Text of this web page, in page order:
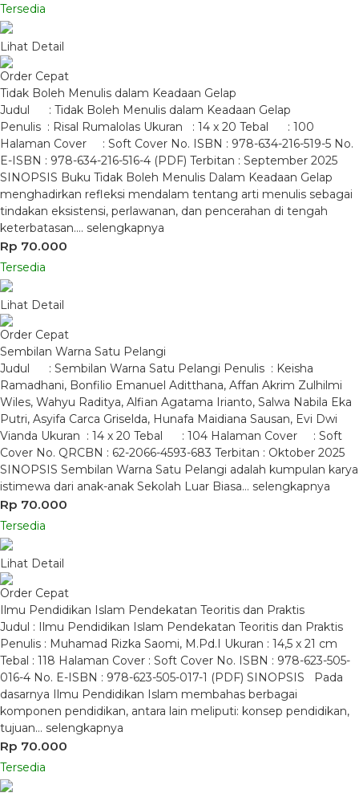
Tersedia
Lihat Detail
Order Cepat
Tidak Boleh Menulis dalam Keadaan Gelap
Judul : Tidak Boleh Menulis dalam Keadaan Gelap
Penulis : Risal Rumalolas Ukuran : 14 x 20 Tebal : 100
Halaman Cover : Soft Cover No. ISBN : 978-634-216-519-5 No.
E-ISBN : 978-634-216-516-4 (PDF) Terbitan : September 2025
SINOPSIS Buku Tidak Boleh Menulis Dalam Keadaan Gelap
menghadirkan refleksi mendalam tentang arti menulis sebagai
tindakan eksistensi, perlawanan, dan pencerahan di tengah
keterbatasan…. selengkapnya
Rp 70.000
Tersedia
Lihat Detail
Order Cepat
Sembilan Warna Satu Pelangi
Judul : Sembilan Warna Satu Pelangi Penulis : Keisha
Ramadhani, Bonfilio Emanuel Aditthana, Affan Akrim Zulhilmi
Wiles, Wahyu Raditya, Alfian Agatama Irianto, Salwa Nabila Eka
Putri, Asyifa Carca Griselda, Hunafa Maidiana Sausan, Evi Dwi
Vianda Ukuran : 14 x 20 Tebal : 104 Halaman Cover : Soft
Cover No. QRCBN : 62-2066-4593-683 Terbitan : Oktober 2025
SINOPSIS Sembilan Warna Satu Pelangi adalah kumpulan karya
istimewa dari anak-anak Sekolah Luar Biasa… selengkapnya
Rp 70.000
Tersedia
Lihat Detail
Order Cepat
Ilmu Pendidikan Islam Pendekatan Teoritis dan Praktis
Judul : Ilmu Pendidikan Islam Pendekatan Teoritis dan Praktis
Penulis : Muhamad Rizka Saomi, M.Pd.I Ukuran : 14,5 x 21 cm
Tebal : 118 Halaman Cover : Soft Cover No. ISBN : 978-623-505-
016-4 No. E-ISBN : 978-623-505-017-1 (PDF) SINOPSIS Pada
dasarnya Ilmu Pendidikan Islam membahas berbagai
komponen pendidikan, antara lain meliputi: konsep pendidikan,
tujuan… selengkapnya
Rp 70.000
Tersedia